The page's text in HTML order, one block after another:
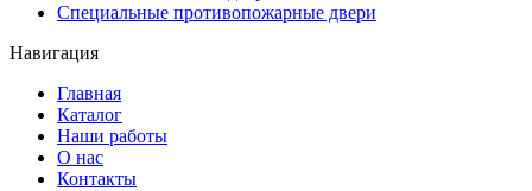
Специальные противопожарные двери
Навигация
Главная
Каталог
Наши работы
О нас
Контакты